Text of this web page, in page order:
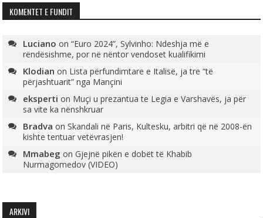
KOMENTET E FUNDIT
Luciano on“Euro 2024”, Sylvinho: Ndeshja më e
rëndësishme, por në nëntor vendoset kualifikimi
Klodian on Lista përfundimtare e Italisë, ja tre “të
përjashtuarit” nga Mançini
eksperti on Muçi u prezantua te Legia e Varshavës, ja për
sa vite ka nënshkruar
Bradva onSkandali në Paris, Kultesku, arbitri që në 2008-ën
kishte tentuar vetëvrasjen!
Mmabeg onGjejnë pikën e dobët të Khabib
Nurmagomedov (VIDEO)
ARKIVI